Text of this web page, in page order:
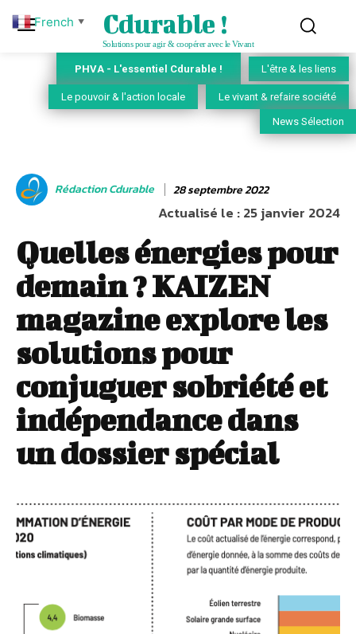
Cdurable !
Solutions pour agir & coopérer avec le Vivant
PHVA - L'essentiel Cdurable ! L'être & les liens
Le pouvoir & l'action locale Le vivant & refaire société
News Sélection
Rédaction Cdurable 28 septembre 2022
Actualisé le :25 janvier 2024
Quelles énergies pour
demain ? KAIZEN
magazine explore les
solutions pour
conjuguer sobriété et
indépendance dans
un dossier spécial
French ▼